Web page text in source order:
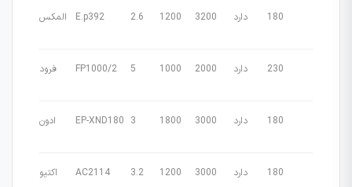
المکس E.p392 2.6 1200 3200 دارد 180
فرود FP1000/2 5 1000 2000 دارد 230
ادون EP-XND180 3 1800 3000 دارد 180
اکتیو AC2114 3.2 1200 3000 دارد 180